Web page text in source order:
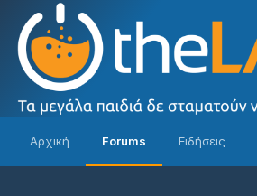
Αρχική Forums Ειδήσεις